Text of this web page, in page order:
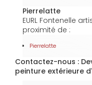
Pierrelatte
EURL Fontenelle
proximité de :
Pierrelatte
Contactez-nous :
peinture extérieure